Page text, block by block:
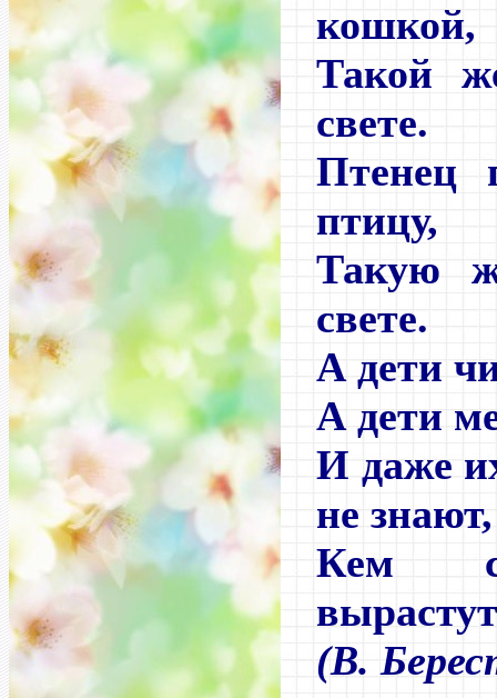
кошкой,
Такой
свете.
Птенец
птицу,
Такую
свете.
А дети
А дети
И даже
не знают,
Кем
(В.